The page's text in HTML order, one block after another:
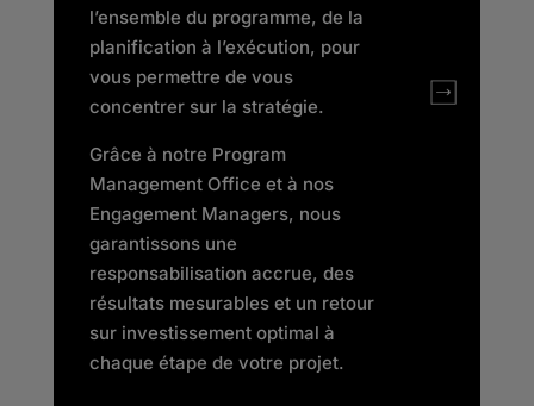
l’ensemble du programme, de la
planification à l’exécution, pour
vous permettre de vous
concentrer sur la stratégie.
Grâce à notre Program
Management Office et à nos
Engagement Managers, nous
garantissons une
responsabilisation accrue, des
résultats mesurables et un retour
sur investissement optimal à
chaque étape de votre projet.